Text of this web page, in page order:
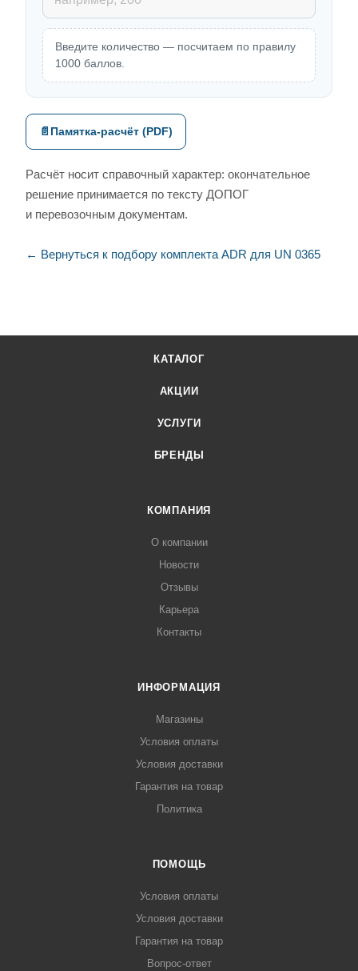
Введите количество — посчитаем по правилу
1000 баллов.
📄 Памятка-расчёт (PDF)
Расчёт носит справочный характер: окончательное
решение принимается по тексту ДОПОГ
и перевозочным документам.
← Вернуться к подбору комплекта ADR для UN 0365
КАТАЛОГ
АКЦИИ
УСЛУГИ
БРЕНДЫ
КОМПАНИЯ
О компании
Новости
Отзывы
Карьера
Контакты
ИНФОРМАЦИЯ
Магазины
Условия оплаты
Условия доставки
Гарантия на товар
Политика
ПОМОЩЬ
Условия оплаты
Условия доставки
Гарантия на товар
Вопрос-ответ